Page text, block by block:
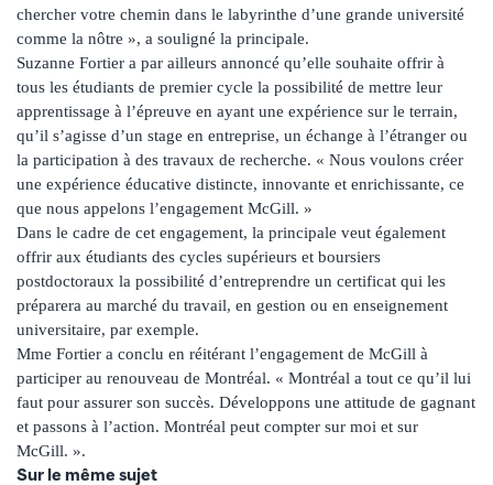
chercher votre chemin dans le labyrinthe d’une grande université
comme la nôtre », a souligné la principale.
Suzanne Fortier a par ailleurs annoncé qu’elle souhaite offrir à
tous les étudiants de premier cycle la possibilité de mettre leur
apprentissage à l’épreuve en ayant une expérience sur le terrain,
qu’il s’agisse d’un stage en entreprise, un échange à l’étranger ou
la participation à des travaux de recherche. « Nous voulons créer
une expérience éducative distincte, innovante et enrichissante, ce
que nous appelons l’engagement McGill. »
Dans le cadre de cet engagement, la principale veut également
offrir aux étudiants des cycles supérieurs et boursiers
postdoctoraux la possibilité d’entreprendre un certificat qui les
préparera au marché du travail, en gestion ou en enseignement
universitaire, par exemple.
Mme Fortier a conclu en réitérant l’engagement de McGill à
participer au renouveau de Montréal. « Montréal a tout ce qu’il lui
faut pour assurer son succès. Développons une attitude de gagnant
et passons à l’action. Montréal peut compter sur moi et sur
McGill. ».
Sur le même sujet